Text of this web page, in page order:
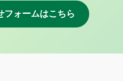
フォームはこちら